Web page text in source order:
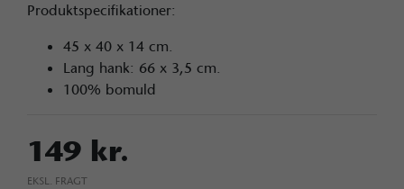
Produktspecifikationer:
45 x 40 x 14 cm.
Lang hank: 66 x 3,5 cm.
100% bomuld
149 kr.
EKSL. FRAGT